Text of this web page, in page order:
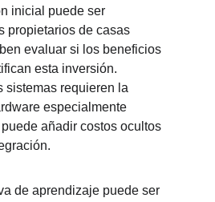
inicial puede ser
propietarios de casas
evaluar si los beneficios
esta inversión.
sistemas requieren la
especialmente
añadir costos ocultos
de aprendizaje puede ser